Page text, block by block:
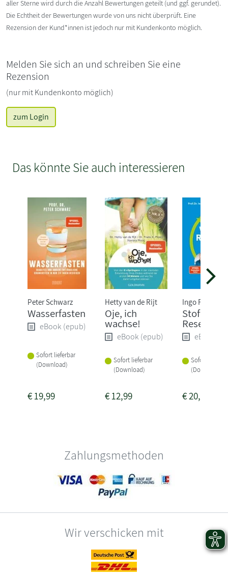
aller Sterne wird durch die Anzahl Bewertungen geteilt (und ggf. gerundet).
Die Echtheit der Bewertungen wurde von uns nicht überprüft. Eine
Rezension der Kund*innen ist jedoch nur mit Kundenkonto möglich.
Melden Sie sich an und schreiben Sie eine
Rezension
(nur mit Kundenkonto möglich)
zum Login
Das könnte Sie auch interessieren
Peter Schwarz
Wasserfasten
eBook (epub)
Sofort lieferbar
(Download)
€19,99
Hetty van de Rijt
Oje, ich
wachse!
eBook (epub)
Sofort lieferbar
(Download)
€12,99
Ingo Froböse
Reset
eBook
Sofort
(Download)
€20,99
Zahlungsmethoden
Wir verschicken mit